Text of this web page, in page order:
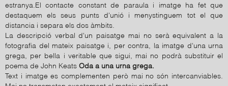
estranya.El contacte constant de paraula i imatge ha fet que
destaquem els seus punts d'unió i menystinguem tot el que
distancia i separa els dos àmbits.
La descripció verbal d'un paisatge mai no serà equivalent a la
fotografia del mateix paisatge i, per contra, la imatge d'una urna
grega, per bella i veritable que sigui, mai no podrà substituir el
poema de John Keats Oda a una urna grega
Text i imatge es complementen però mai no són intercanviables.